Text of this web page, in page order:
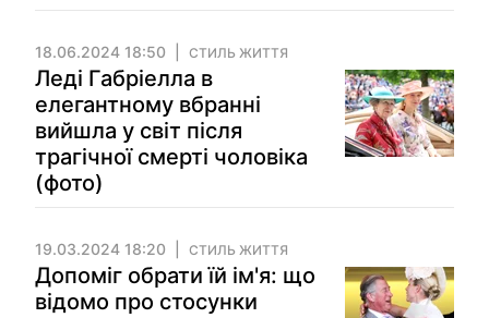
18.06.2024 18:50 СТИЛЬ ЖИТТЯ
Леді Габріелла в
елегантному вбранні
вийшла у світ після
трагічної смерті чоловіка
(фото)
19.03.2024 18:20 СТИЛЬ ЖИТТЯ
Допоміг обрати їй ім'я: що
відомо про стосунки